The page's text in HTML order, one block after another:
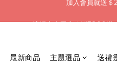
浪漫七夕限定｜滿3800送
最新商品 主題選品 送禮